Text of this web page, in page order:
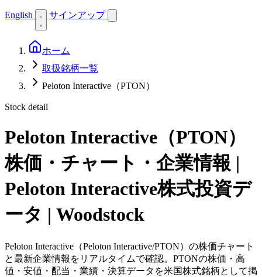
English サインアップ
ホーム
取扱銘柄一覧
Peloton Interactive（PTON）
Stock detail
Peloton Interactive（PTON）
株価・チャート・企業情報 |
Peloton Interactive株式投資デ
ータ | Woodstock
Peloton Interactive（Peloton Interactive/PTON）の株価チャート
と最新企業情報をリアルタイムで確認。PTONの株価・高
値・安値・配当・業績・決算データを米国株式銘柄として掲